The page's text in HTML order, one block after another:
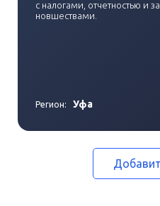
с налогами, отчетностью и
новшествами.
Регион: Уфа